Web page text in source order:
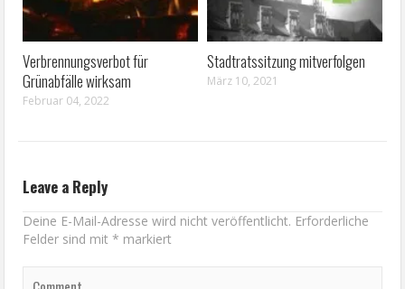
Verbrennungsverbot für
Grünabfälle wirksam
Februar 04, 2022
Stadtratssitzung mitverfolgen
März 10, 2021
Leave a Reply
Deine E-Mail-Adresse wird nicht veröffentlicht. Erforderliche
Felder sind mit* markiert